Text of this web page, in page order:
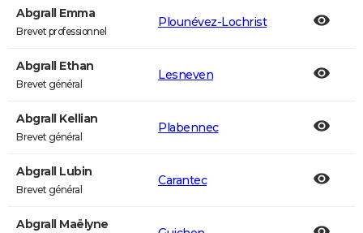
Abgrall Emma
Brevet professionnel
Plounévez-Lochrist
Abgrall Ethan
Brevet général
Lesneven
Abgrall Kellian
Brevet général
Plabennec
Abgrall Lubin
Brevet général
Carantec
Abgrall Maëlyne